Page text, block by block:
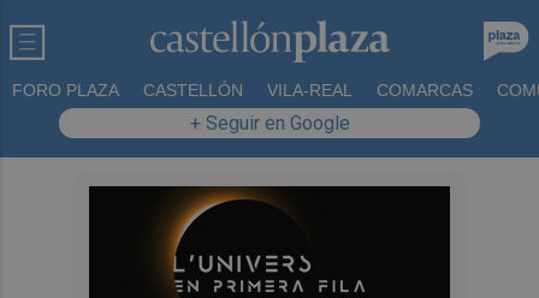
FORO PLAZA CASTELLÓN VILA-REAL COMARCAS
+ Seguir en Google